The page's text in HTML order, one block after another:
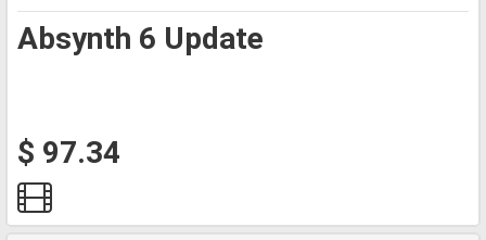
Absynth 6 Update
$ 97.34